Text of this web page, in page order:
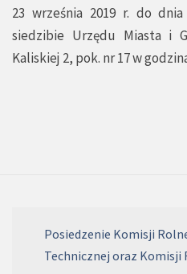
23 września 2019 r. do
siedzibie Urzędu Miasta i
Kaliskiej 2, pok. nr 17 w
Posiedzenie Komisji
Technicznej oraz Komisji